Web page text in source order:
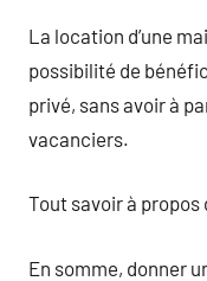
La location d’une
possibilité de
privé, sans avoir à
vacanciers.
Tout savoir à propos
En somme, donner